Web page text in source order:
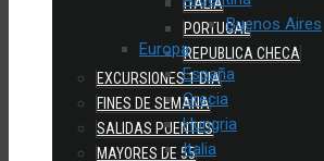
PORTUGAL
REPUBLICA CHECA
EXCURSIONES 1 DIA
FINES DE SEMANA
SALIDAS PUENTES
MAYORES DE 55
Buenos Aires
Europa
España
Grecia
Hungria
Italia